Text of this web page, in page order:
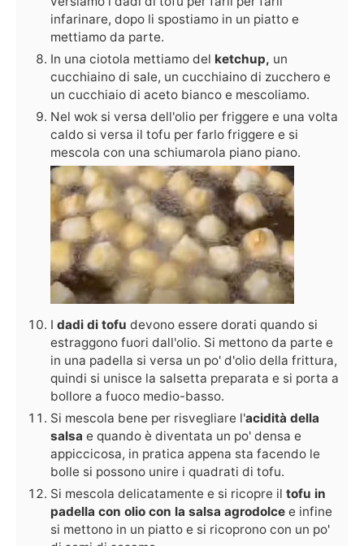
infarinare, dopo li spostiamo in un piatto e
mettiamo da parte.
In una ciotola mettiamo del ketchup, un
cucchiaino di sale, un cucchiaino di zucchero e
un cucchiaio di aceto bianco e mescoliamo.
Nel wok si versa dell'olio per friggere e una volta
caldo si versa il tofu per farlo friggere e si
mescola con una schiumarola piano piano.
I dadi di tofu devono essere dorati quando si
estraggono fuori dall'olio. Si mettono da parte e
in una padella si versa un po' d'olio della frittura,
quindi si unisce la salsetta preparata e si porta a
bollore a fuoco medio-basso.
Si mescola bene per risvegliare l'acidità della
salsa e quando è diventata un po' densa e
appiccicosa, in pratica appena sta facendo le
bolle si possono unire i quadrati di tofu.
Si mescola delicatamente e si ricopre il tofu in
padella con olio con la salsa agrodolce e infine
si mettono in un piatto e si ricoprono con un po'